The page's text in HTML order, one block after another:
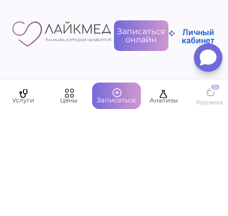
Записаться
онлайн
Личный
кабинет
Пациентам
Услуги Цены Записаться Анализы
0
Корзина